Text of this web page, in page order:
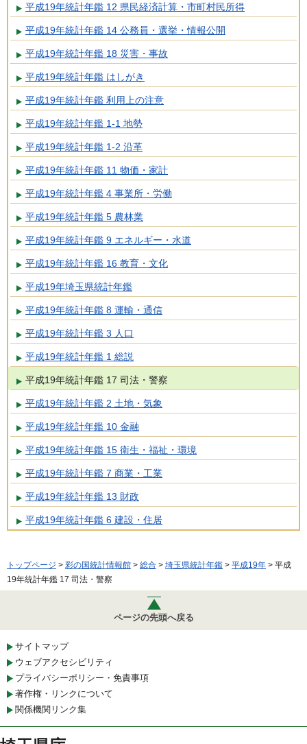
平成19年統計年鑑 12 県民経済計算・市町村民所得
平成19年統計年鑑 14 公務員・選挙・情報公開
平成19年統計年鑑 18 災害・事故
平成19年統計年鑑 はしがき
平成19年統計年鑑 利用上の注意
平成19年統計年鑑 1-1 地勢
平成19年統計年鑑 1-2 沿革
平成19年統計年鑑 11 物価・家計
平成19年統計年鑑 4 事業所・労働
平成19年統計年鑑 5 農林業
平成19年統計年鑑 9 エネルギー・水道
平成19年統計年鑑 16 教育・文化
平成19年埼玉県統計年鑑
平成19年統計年鑑 8 運輸・通信
平成19年統計年鑑 3 人口
平成19年統計年鑑 1 総説
平成19年統計年鑑 17 司法・警察
平成19年統計年鑑 2 土地・気象
平成19年統計年鑑 10 金融
平成19年統計年鑑 15 衛生・福祉・環境
平成19年統計年鑑 7 商業・工業
平成19年統計年鑑 13 財政
平成19年統計年鑑 6 建設・住居
トップページ > 彩の国統計情報館 > 総合 > 埼玉県統計年鑑 > 平成19年 > 平成
19年統計年鑑 17 司法・警察
ページの先頭へ戻る
サイトマップ
ウェブアクセシビリティ
プライバシーポリシー・免責事項
著作権・リンクについて
関係機関リンク集